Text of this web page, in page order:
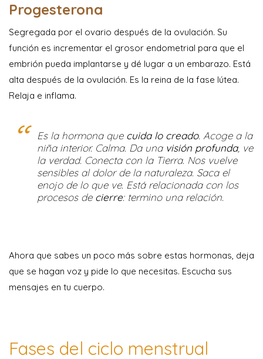
Progesterona
Segregada por el ovario después de la ovulación. Su
función es incrementar el grosor endometrial para que el
embrión pueda implantarse y dé lugar a un embarazo. Está
alta después de la ovulación. Es la reina de la fase lútea.
Relaja e inflama.
Es la hormona que cuida lo creado. Acoge a la
niña interior. Calma. Da una visión profunda, ve
la verdad. Conecta con la Tierra. Nos vuelve
sensibles al dolor de la naturaleza. Saca el
enojo de lo que ve. Está relacionada con los
procesos de cierre: termino una relación.
Ahora que sabes un poco más sobre estas hormonas, deja
que se hagan voz y pide lo que necesitas. Escucha sus
mensajes en tu cuerpo.
Fases del ciclo menstrual